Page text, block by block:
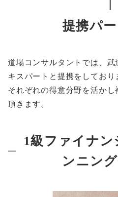
提携パ
道場コンサルタントでは、
キスパートと提携をしており
それぞれの得意分野を活か
頂きます。
1級ファイナン
ンニン